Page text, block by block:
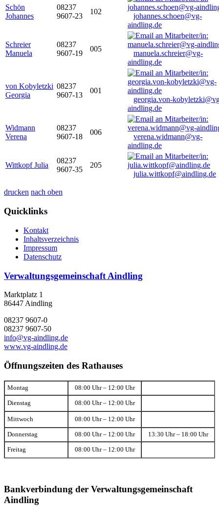
Schön
Johannes
08237
9607-23
102
johannes.schoen@vg-
aindling.de
Schreier
Manuela
08237
9607-19
005
manuela.schreier@vg-
aindling.de
von Kobyletzki
Georgia
08237
9607-13
001
georgia.von-
aindling.de
Widmann
Verena
08237
9607-18
006
verena.widmann@vg-
aindling.de
Wittkopf Julia
08237
9607-35
205
julia.wittkopf@aindling.de
drucken nach oben
Quicklinks
Kontakt
Inhaltsverzeichnis
Impressum
Datenschutz
Verwaltungsgemeinschaft Aindling
Marktplatz 1
86447 Aindling
08237 9607-0
08237 9607-50
info@vg-aindling.de
www.vg-aindling.de
Öffnungszeiten des Rathauses
Montag 08:00 Uhr – 12:00 Uhr
Dienstag 08:00 Uhr – 12:00 Uhr
Mittwoch 08:00 Uhr – 12:00 Uhr
Donnerstag 08:00 Uhr – 12:00 Uhr 13:30 Uhr – 18:00 Uhr
Freitag 08:00 Uhr – 12:00 Uhr
Bankverbindung der Verwaltungsgemeinschaft
Aindling